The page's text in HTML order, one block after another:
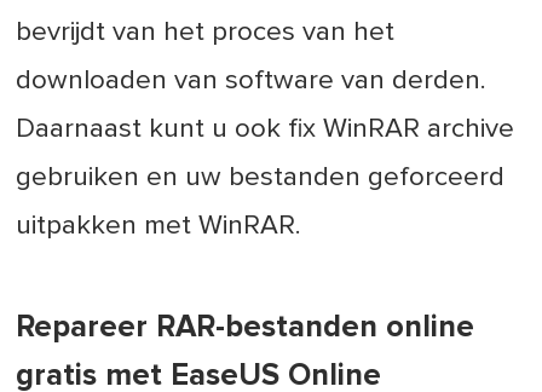
bevrijdt van het proces van het
downloaden van software van derden.
Daarnaast kunt u ook fix WinRAR archive
gebruiken en uw bestanden geforceerd
uitpakken met WinRAR.
Repareer RAR-bestanden online
gratis met EaseUS Online